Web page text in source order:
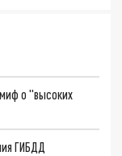
о "высоких
ГИБДД